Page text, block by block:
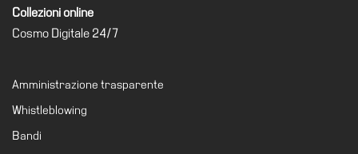
Collezioni online
Cosmo Digitale 24/7
Amministrazione trasparente
Whistleblowing
Bandi